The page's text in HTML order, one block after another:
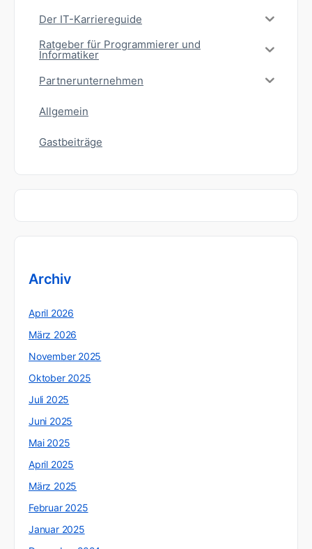
Der IT-Karriereguide
Ratgeber für Programmierer und
Informatiker
Partnerunternehmen
Allgemein
Gastbeiträge
Archiv
April 2026
März 2026
November 2025
Oktober 2025
Juli 2025
Juni 2025
Mai 2025
April 2025
März 2025
Februar 2025
Januar 2025